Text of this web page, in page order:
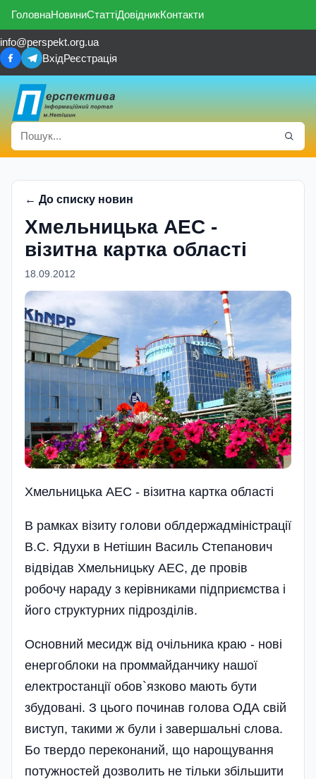
ГоловнаНовиниСтаттіДовідникКонтакти
info@perspekt.org.ua
ВхідРеєстрація
← До списку новин
Хмельницька АЕС -
візитна картка області
18.09.2012
Хмельницька АЕС - візитна картка області
В рамках візиту голови облдержадміністрації
В.С. Ядухи в Нетішин Василь Степанович
відвідав Хмельницьку АЕС, де провів
робочу нараду з кері­вниками підприємства і
його структурних підрозділів.
Основний месидж від очільника краю - нові
енергоблоки на проммайданчику нашої
електростанції обов`язково мають бути
збудовані. З цього починав голова ОДА свій
виступ, такими ж були і завершальні слова.
Бо твердо переконаний, що нарощування
потужностей дозволить не тільки збільшити